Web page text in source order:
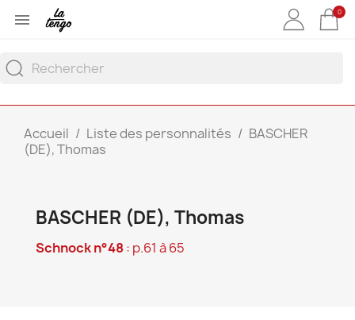
 0
Accueil Liste des personnalités
BASCHER
(DE), Thomas
BASCHER (DE), Thomas
Schnock n°48: p.61 à 65